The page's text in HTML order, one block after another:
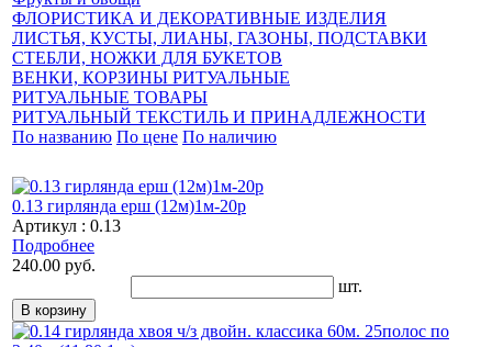
ФЛОРИСТИКА И ДЕКОРАТИВНЫЕ ИЗДЕЛИЯ
ЛИСТЬЯ, КУСТЫ, ЛИАНЫ, ГАЗОНЫ, ПОДСТАВКИ
СТЕБЛИ, НОЖКИ ДЛЯ БУКЕТОВ
ВЕНКИ, КОРЗИНЫ РИТУАЛЬНЫЕ
РИТУАЛЬНЫЕ ТОВАРЫ
РИТУАЛЬНЫЙ ТЕКСТИЛЬ И ПРИНАДЛЕЖНОСТИ
По названию По цене По наличию
0.13 гирлянда ерш (12м)1м-20р
Артикул : 0.13
Подробнее
240.00 руб.
шт.